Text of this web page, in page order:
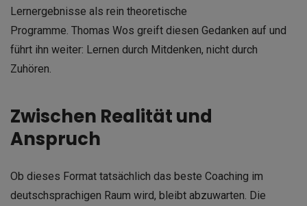
Lernergebnisse als rein theoretische
Programme. Thomas Wos greift diesen Gedanken auf und
führt ihn weiter: Lernen durch Mitdenken, nicht durch
Zuhören.
Zwischen Realität und
Anspruch
Ob dieses Format tatsächlich das beste Coaching im
deutschsprachigen Raum wird, bleibt abzuwarten. Die